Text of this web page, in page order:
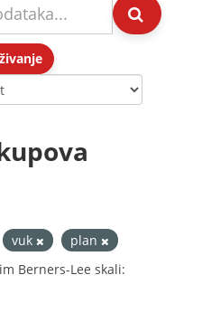
vuk
plan
Berners-Lee skali: